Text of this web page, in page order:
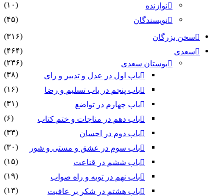
نوازنده
(۱۰)
نویسندگان
(۴۵)
سخن بزرگان
(۳۱۶)
سعدی
(۴۶۴)
بوستان سعدی
(۲۳۶)
باب اول در عدل و تدبیر و رای
(۳۸)
باب پنجم در باب تسلیم و رضا
(۱۶)
باب چهارم در تواضع
(۳۱)
باب دهم در مناجات و ختم کتاب
(۶)
باب دوم در احسان
(۳۳)
باب سوم در عشق و مستی و شور
(۳۰)
باب ششم در قناعت
(۱۵)
باب نهم در توبه و راه صواب
(۱۹)
باب هشتم در شکر بر عافیت
(۱۳)